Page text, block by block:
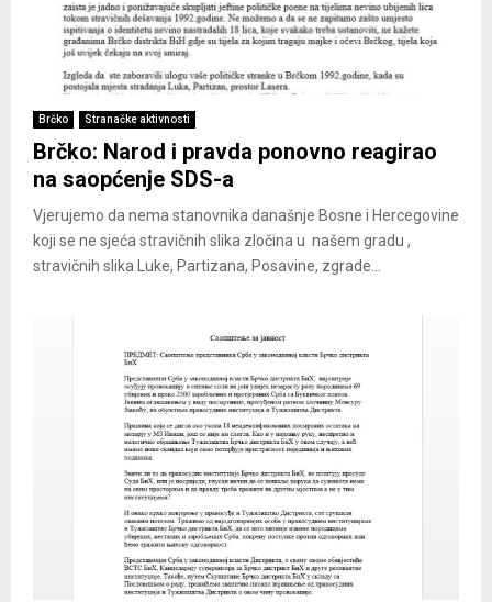
Brčko Stranačke aktivnosti
Brčko: Narod i pravda ponovno reagirao
na saopćenje SDS-a
Vjerujemo da nema stanovnika današnje Bosne i Hercegovine
koji se ne sjeća stravičnih slika zločina u našem gradu ,
stravičnih slika Luke, Partizana, Posavine, zgrade...